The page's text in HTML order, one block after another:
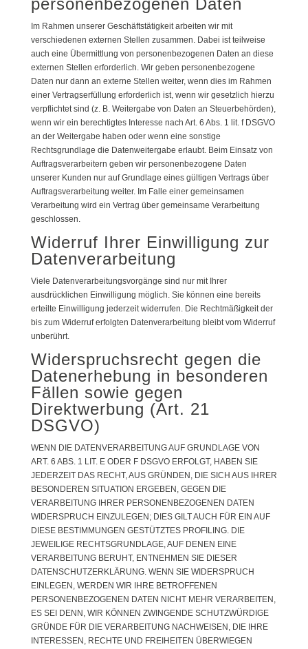
personenbezogenen Daten
Im Rahmen unserer Geschäftstätigkeit arbeiten wir mit
verschiedenen externen Stellen zusammen. Dabei ist teilweise
auch eine Übermittlung von personenbezogenen Daten an diese
externen Stellen erforderlich. Wir geben personenbezogene
Daten nur dann an externe Stellen weiter, wenn dies im Rahmen
einer Vertragserfüllung erforderlich ist, wenn wir gesetzlich hierzu
verpflichtet sind (z. B. Weitergabe von Daten an Steuerbehörden),
wenn wir ein berechtigtes Interesse nach Art. 6 Abs. 1 lit. f DSGVO
an der Weitergabe haben oder wenn eine sonstige
Rechtsgrundlage die Datenweitergabe erlaubt. Beim Einsatz von
Auftragsverarbeitern geben wir personenbezogene Daten
unserer Kunden nur auf Grundlage eines gültigen Vertrags über
Auftragsverarbeitung weiter. Im Falle einer gemeinsamen
Verarbeitung wird ein Vertrag über gemeinsame Verarbeitung
geschlossen.
Widerruf Ihrer Einwilligung zur
Datenverarbeitung
Viele Datenverarbeitungsvorgänge sind nur mit Ihrer
ausdrücklichen Einwilligung möglich. Sie können eine bereits
erteilte Einwilligung jederzeit widerrufen. Die Rechtmäßigkeit der
bis zum Widerruf erfolgten Datenverarbeitung bleibt vom Widerruf
unberührt.
Widerspruchsrecht gegen die
Datenerhebung in besonderen
Fällen sowie gegen
Direktwerbung (Art. 21
DSGVO)
WENN DIE DATENVERARBEITUNG AUF GRUNDLAGE VON
ART. 6 ABS. 1 LIT. E ODER F DSGVO ERFOLGT, HABEN SIE
JEDERZEIT DAS RECHT, AUS GRÜNDEN, DIE SICH AUS IHRER
BESONDEREN SITUATION ERGEBEN, GEGEN DIE
VERARBEITUNG IHRER PERSONENBEZOGENEN DATEN
WIDERSPRUCH EINZULEGEN; DIES GILT AUCH FÜR EIN AUF
DIESE BESTIMMUNGEN GESTÜTZTES PROFILING. DIE
JEWEILIGE RECHTSGRUNDLAGE, AUF DENEN EINE
VERARBEITUNG BERUHT, ENTNEHMEN SIE DIESER
DATENSCHUTZERKLÄRUNG. WENN SIE WIDERSPRUCH
EINLEGEN, WERDEN WIR IHRE BETROFFENEN
PERSONENBEZOGENEN DATEN NICHT MEHR VERARBEITEN,
ES SEI DENN, WIR KÖNNEN ZWINGENDE SCHUTZWÜRDIGE
GRÜNDE FÜR DIE VERARBEITUNG NACHWEISEN, DIE IHRE
INTERESSEN, RECHTE UND FREIHEITEN ÜBERWIEGEN